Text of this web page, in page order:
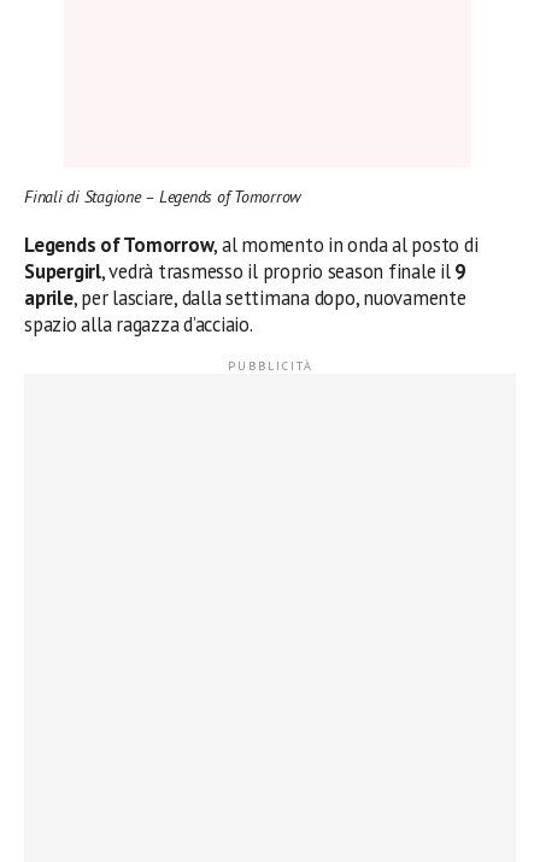
Finali di Stagione – Legends of Tomorrow
Legends of Tomorrow, al momento in onda al posto di
Supergirl, vedrà trasmesso il proprio season finale il9
aprile, per lasciare, dalla settimana dopo, nuovamente
spazio alla ragazza d’acciaio.